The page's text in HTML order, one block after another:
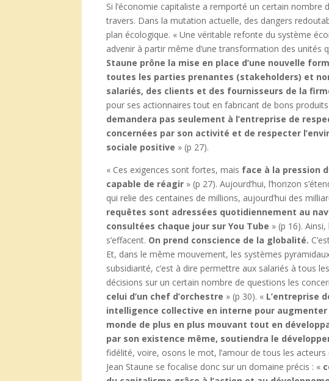
Si l’économie capitaliste a remporté un certain nombre
travers. Dans la mutation actuelle, des dangers
plan écologique. « Une véritable refonte du système
advenir à partir même d’une transformation des unités
Staune prône la mise en place d’une nouvelle
toutes les parties prenantes (stakeholders) et
salariés, des clients et des fournisseurs de la
pour ses actionnaires tout en fabricant de bons
demandera pas seulement à l’entreprise de
concernées par son activité et de respecter
sociale positive » (p 27).
« Ces exigences sont fortes, mais face à la pression
capable de réagir » (p 27). Aujourd’hui, l’horizon
qui relie des centaines de millions, aujourd’hui des
requêtes sont adressées quotidiennement au
consultées chaque jour sur You Tube » (p 16).
s’effacent. On prend conscience de la globalité.
Et, dans le même mouvement, les systèmes
subsidiarité, c’est à dire permettre aux salariés à tous
décisions sur un certain nombre de questions les
celui d’un chef d’orchestre » (p 30). « L’entreprise
intelligence collective en interne pour
monde de plus en plus mouvant tout en
par son existence même, soutiendra le
fidélité, voire, osons le mot, l’amour de tous les
Jean Staune se focalise donc sur un domaine précis : «